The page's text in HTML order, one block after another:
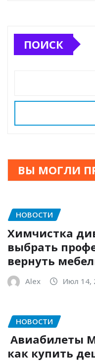
ПОИСК
ВЫ МОГЛИ
НОВОСТИ
Химчистка
выбрать
вернуть
Alex Июл 14,
НОВОСТИ
Авиабилеты
как купить